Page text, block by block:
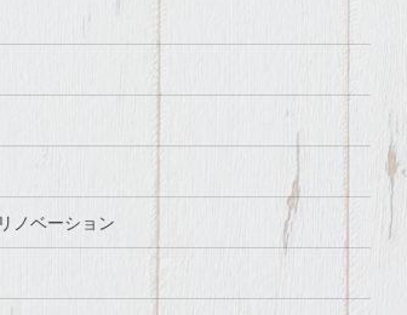
ノベーション